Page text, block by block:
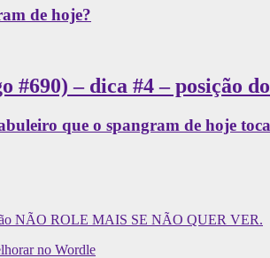
de hoje?
#690) – dica #4 – posição
que o spangram de hoje
NÃO ROLE MAIS SE NÃO QUER VER.
no Wordle